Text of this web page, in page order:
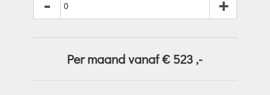
Per maand vanaf €523 ,-